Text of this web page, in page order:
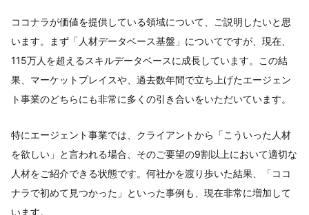
ココナラが価値を提供している領域について、ご説明したいと思
います。まず「人材データベース基盤」についてですが、現在、
115万人を超えるスキルデータベースに成長しています。この結
果、マーケットプレイスや、過去数年間で立ち上げたエージェン
ト事業のどちらにも非常に多くの引き合いをいただいています。
特にエージェント事業では、クライアントから「こういった人材
を欲しい」と言われる場合、そのご要望の9割以上において適切な
人材をご紹介できる状態です。何社かを渡り歩いた結果、「ココ
ナラで初めて見つかった」といった事例も、現在非常に増加して
います。